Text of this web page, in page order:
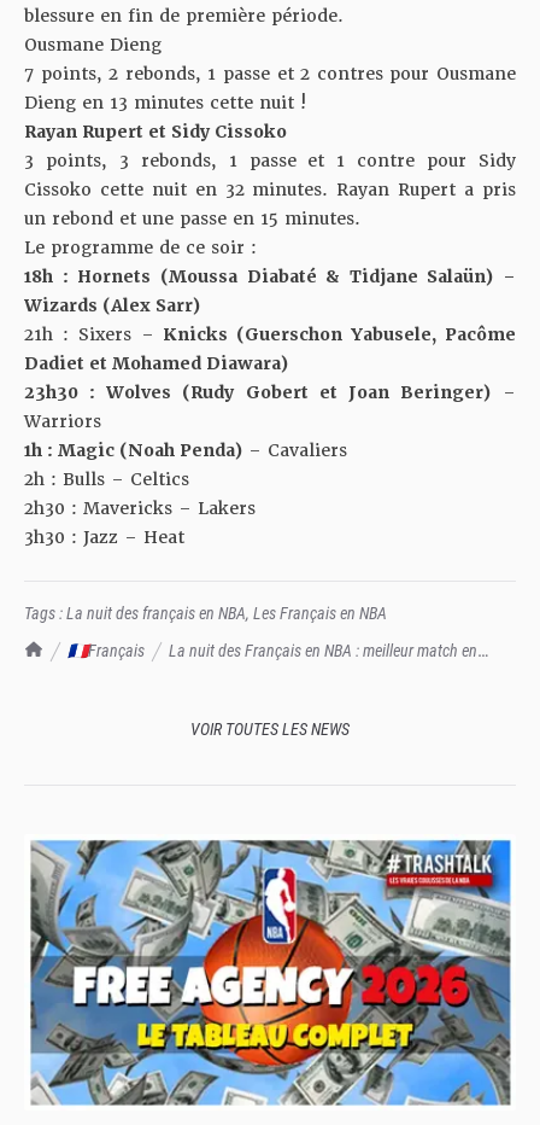
TrashTalk Actu NBA
🇫🇷Français
La nuit des Français en NBA : meilleur match en
blessure en fin de première période.
Ousmane Dieng
7 points, 2 rebonds, 1 passe et 2 contres pour Ousmane
Dieng en 13 minutes cette nuit !
Rayan Rupert et Sidy Cissoko
3 points, 3 rebonds, 1 passe et 1 contre pour Sidy
Cissoko cette nuit en 32 minutes. Rayan Rupert a pris
un rebond et une passe en 15 minutes.
Le programme de ce soir :
18h : Hornets (Moussa Diabaté & Tidjane Salaün) –
Wizards (Alex Sarr)
21h : Sixers – Knicks (Guerschon Yabusele, Pacôme
Dadiet et Mohamed Diawara)
23h30 : Wolves (Rudy Gobert et Joan Beringer)–
Warriors
1h : Magic (Noah Penda) – Cavaliers
2h : Bulls – Celtics
2h30 : Mavericks – Lakers
3h30 : Jazz – Heat
Tags :La nuit des français en NBA, Les Français en NBA
VOIR TOUTES LES NEWS